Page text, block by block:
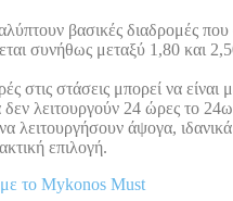
βασικές διαδρομές
συνήθως μεταξύ 1,80 και
στάσεις μπορεί να είναι
λειτουργούν 24 ώρες το
άψογα,
επιλογή.
το Mykonos Must